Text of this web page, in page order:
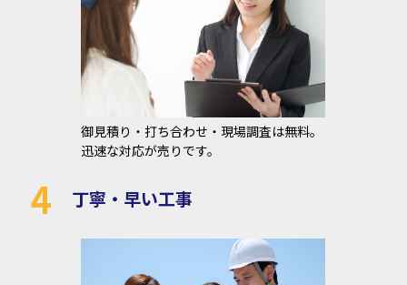
御見積り・打ち合わせ・現場調査は無料。
迅速な対応が売りです。
4 丁寧・早い工事